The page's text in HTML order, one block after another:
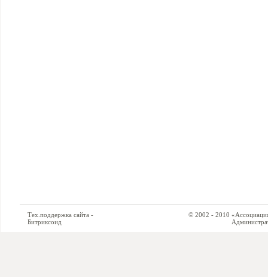
Тех.поддержка сайта -
Битриксоид
© 2002 - 2010 «Ассоциация